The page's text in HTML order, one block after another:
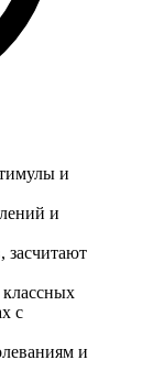
и
и
засчитают
с
и